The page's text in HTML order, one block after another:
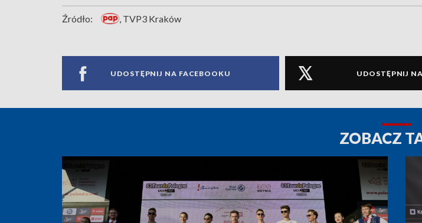
Źródło: , TVP3 Kraków
UDOSTĘPNIJ NA FACEBOOKU UDOSTĘPNIJ
ZOBACZ